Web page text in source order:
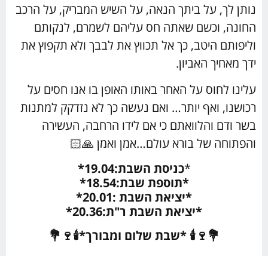
נותן לך, על ביתך הנאה, על השיש המבריק, על הרכב
החונה, וכשם שאתה חס עליהם לשמרם, לנקותם
וליפותם היטב, כך אל תכווץ את לבבך ולא תקפוץ את
ידך מאחיך האביון.
עלינו לחוס על האחר באותו האופן בו אנו חסים על
רכושנו, ואף יותר… ואם נעשה כך לא נזדקק למתנות
בשר ודם והלוואתם כי אם לידו הרחבה, העשירה
והפתוחה של בורא עולם…אמן ואמן 🙏🏻
*כניסת השבת:19.04*
*תוספת שבת:18.54*
*יציאת השבת :20.01*
*יציאת השבת ר"ת:20.36*
💐🍷🕯 *שבת שלום ומבורך*🕯🍷💐